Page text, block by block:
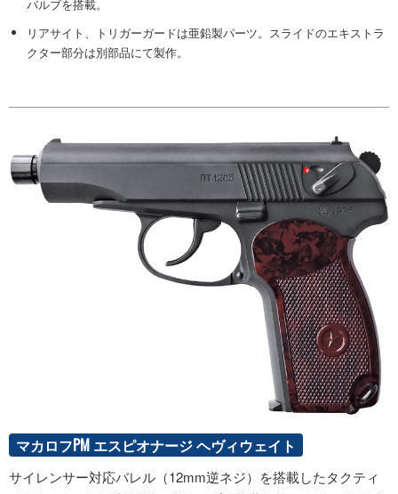
バルブを搭載。
リアサイト、トリガーガードは亜鉛製パーツ。スライドのエキストラ
クター部分は別部品にて製作。
マカロフPM エスピオナージ ヘヴィウェイト
サイレンサー対応バレル（12mm逆ネジ）を搭載したタクティ